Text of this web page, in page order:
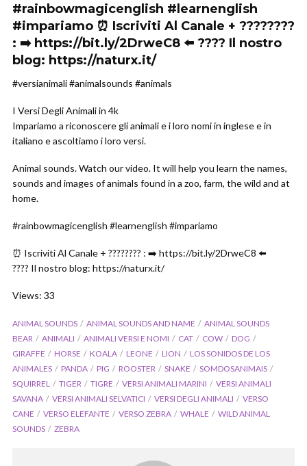
#rainbowmagicenglish #learnenglish
#impariamo ⏰ Iscriviti Al Canale + ????????
: ➡️ https://bit.ly/2DrweC8 ⬅️ ???? Il nostro
blog: https://naturx.it/
#versianimali #animalsounds #animals
I Versi Degli Animali in 4k
Impariamo a riconoscere gli animali e i loro nomi in inglese e in
italiano e ascoltiamo i loro versi.
Animal sounds. Watch our video. It will help you learn the names,
sounds and images of animals found in a zoo, farm, the wild and at
home.
#rainbowmagicenglish #learnenglish #impariamo
⏰ Iscriviti Al Canale + ???????? : ➡️ https://bit.ly/2DrweC8 ⬅️
???? Il nostro blog: https://naturx.it/
Views: 33
ANIMAL SOUNDS ANIMAL SOUNDS AND NAME
ANIMAL SOUNDS
BEAR
ANIMALI ANIMALI VERSI E NOMI CAT COW
DOG
GIRAFFE
HORSE KOALA LEONE LION
LOS SONIDOS DE LOS
ANIMALES
PANDA PIG ROOSTER SNAKE
SOMDOSANIMAIS
SQUIRREL
TIGER TIGRE VERSI ANIMALI MARINI
VERSI ANIMALI
SAVANA
VERSI ANIMALI SELVATICI VERSI DEGLI ANIMALI
VERSO
CANE
VERSO ELEFANTE VERSO ZEBRA WHALE
WILD ANIMAL
SOUNDS
ZEBRA